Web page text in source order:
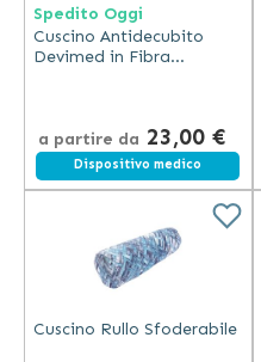
Spedito Oggi
Cuscino Antidecubito
Devimed in Fibra
a partire da 23,00 €
Dispositivo medico
Cuscino Rullo Sfoderabile